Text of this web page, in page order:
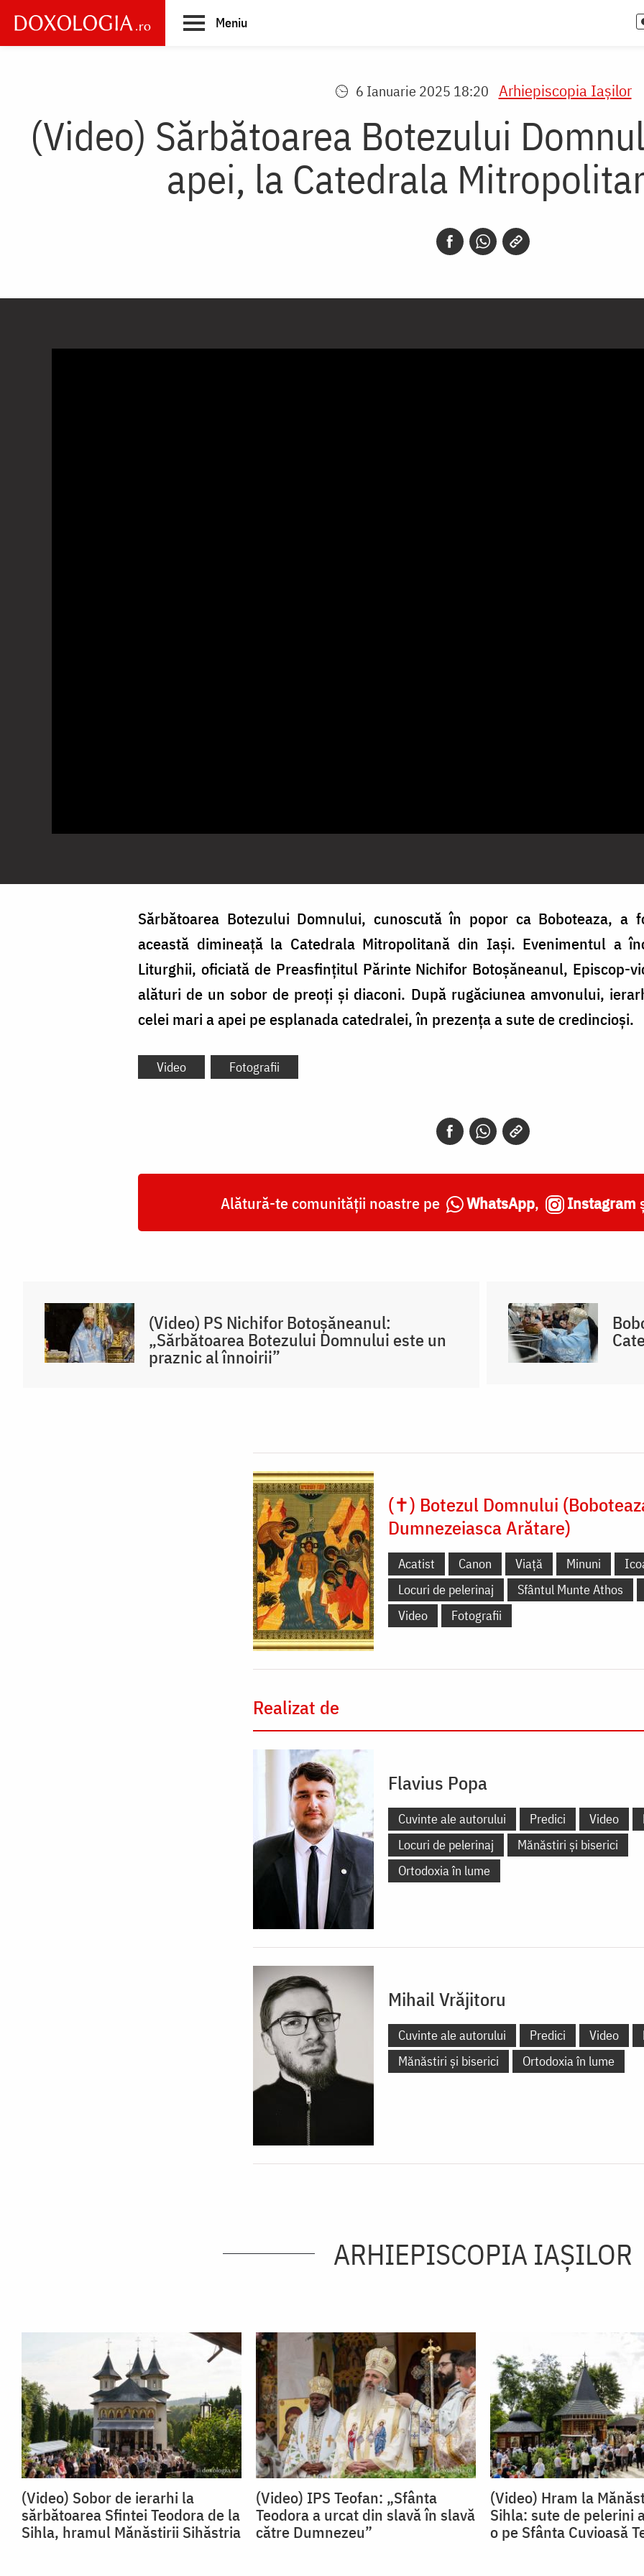
main
Meniu
6 Ianuarie 2025 18:20 Arhiepiscopia Iaşilor
(Video) Sărbătoarea Botezului
apei, la Catedrala
Sărbătoarea Botezului Domnului, cunoscută în popor ca Boboteaza, a
această dimineață la Catedrala Mitropolitană din Iași. Evenimentul a
Liturghii, oficiată de Preasfințitul Părinte Nichifor Botoșăneanul, Episcop-
alături de un sobor de preoți și diaconi. După rugăciunea amvonului,
celei mari a apei pe esplanada catedralei, în prezența a sute de credincioși.
Video Fotografii
Alătură-te comunității noastre pe WhatsApp, Instagram
(Video) PS Nichifor Botoșăneanul:
„Sărbătoarea Botezului Domnului este un
praznic al înnoirii”
(✝) Botezul Domnului
Dumnezeiasca Arătare)
Acatist Canon Viață Minuni
Locuri de pelerinaj
Sfântul Munte Athos
Video
Fotografii
Realizat de
Flavius Popa
Cuvinte ale autorului Predici Video
Locuri de pelerinaj
Mănăstiri și biserici
Ortodoxia în lume
Mihail Vrăjitoru
Cuvinte ale autorului Predici Video
Mănăstiri și biserici
Ortodoxia în lume
ARHIEPISCOPIA IAŞILOR
(Video) Sobor de ierarhi la
sărbătoarea Sfintei Teodora de la
Sihla, hramul Mănăstirii Sihăstria
(Video) IPS Teofan: „Sfânta
Teodora a urcat din slavă în slavă
către Dumnezeu”
(Video) Hram la
Sihla: sute de pelerini
o pe Sfânta Cuvioasă